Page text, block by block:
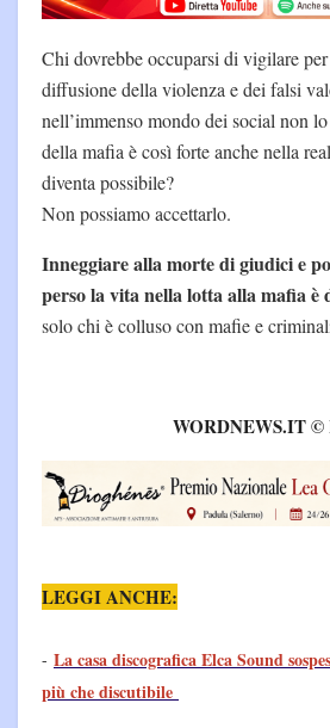
Chi dovrebbe occuparsi di vigilare
diffusione della violenza e dei falsi
nell’immenso mondo dei social non
della mafia è così forte anche nella
diventa possibile?
Non possiamo accettarlo.
Inneggiare alla morte di giudici e
perso la vita nella lotta alla mafia è
solo chi è colluso con mafie e
WORDNEWS.IT ©
LEGGI ANCHE:
- La casa discografica Elca Sound
più che discutibile